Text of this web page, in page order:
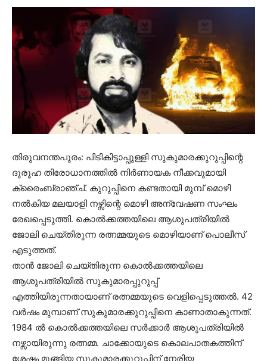
തിരുവനന്തപുരം: പിടികിട്ടാപ്പുള്ളി സുകുമാരക്കുറുപ്പിന്റെ
ദുരൂഹ തിരോധാനത്തില്‍ നിര്‍ണായക നീക്കവുമായി
ക്രൈംബ്രാഞ്ച്. കുറുപ്പിനെ കണ്ടതായി മുമ്പ് മൊഴി
നല്‍കിയ മലയാളി നഴ്സിന്റെ മൊഴി അന്വേഷണ സംഘം
രേഖപ്പെടുത്തി. കൊല്‍ക്കത്തയിലെ ആശുപത്രിയില്‍
ജോലി ചെയ്തിരുന്ന രത്നമ്മയുടെ മൊഴിയാണ് പൊലീസ്
എടുത്തത്.
താന്‍ ജോലി ചെയ്തിരുന്ന കൊല്‍ക്കത്തയിലെ
ആശുപത്രിയില്‍ സുകുമാരപ്പുറുപ്പ്
എത്തിയിരുന്നതായാണ് രത്നമ്മയുടെ വെളിപ്പെടുത്തല്‍. 42
വര്‍ഷം മുമ്പാണ് സുകുമാരക്കുറുപ്പിനെ കാണാതാകുന്നത്.
1984 ല്‍ കൊല്‍ക്കത്തയിലെ സര്‍ക്കാര്‍ ആശുപത്രിയില്‍
നഴ്സായിരുന്നു രത്നമ്മ. ചാക്കോയുടെ കൊലപാതകത്തിന്
ശേഷം മുങ്ങിയ സുകുമാരക്കുറുപ്പിന് നേരിയ